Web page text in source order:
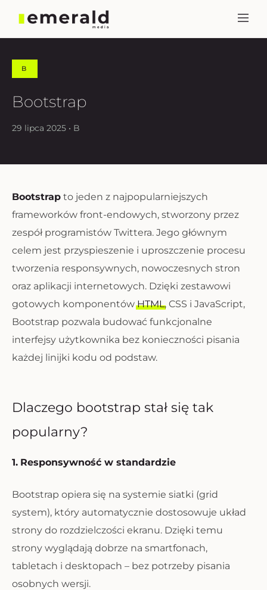
B
Bootstrap
29 lipca 2025 • B
Bootstrap to jeden z najpopularniejszych
frameworków front-endowych, stworzony przez
zespół programistów Twittera. Jego głównym
celem jest przyspieszenie i uproszczenie procesu
tworzenia responsywnych, nowoczesnych stron
oraz aplikacji internetowych. Dzięki zestawowi
gotowych komponentówHTML, CSS i JavaScript,
Bootstrap pozwala budować funkcjonalne
interfejsy użytkownika bez konieczności pisania
każdej linijki kodu od podstaw.
Dlaczego bootstrap stał się tak
popularny?
1. Responsywność w standardzie
Bootstrap opiera się na systemie siatki (grid
system), który automatycznie dostosowuje układ
strony do rozdzielczości ekranu. Dzięki temu
strony wyglądają dobrze na smartfonach,
tabletach i desktopach – bez potrzeby pisania
osobnych wersji.